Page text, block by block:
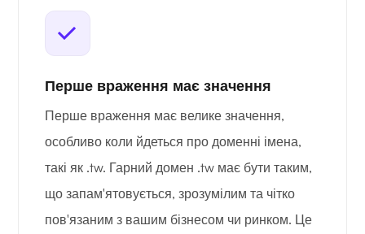
Перше враження має значення
Перше враження має велике значення,
особливо коли йдеться про доменні імена,
такі як .tw. Гарний домен .tw має бути таким,
що запам'ятовується, зрозумілим та чітко
пов'язаним з вашим бізнесом чи ринком. Це